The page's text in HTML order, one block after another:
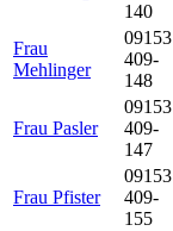
140
Frau
Mehlinger
09153
409-
148
Frau Pasler
09153
409-
147
Frau Pfister
09153
409-
155